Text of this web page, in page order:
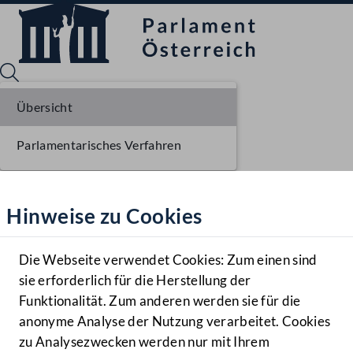
Hilfe
Benutzer
Navigationsmenü öffnen
MENÜ
Hinweise zu Cookies
Die Webseite verwendet Cookies: Zum einen sind
sie erforderlich für die Herstellung der
Funktionalität. Zum anderen werden sie für die
anonyme Analyse der Nutzung verarbeitet. Cookies
zu Analysezwecken werden nur mit Ihrem
Übersicht
Parlamentarisches Verfahren